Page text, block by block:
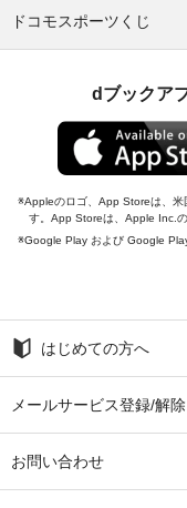
ドコモスポーツくじ
dブックア
Appleのロゴ、App Storeは、
す。App Storeは、Apple Inc.の
Google Play および Google
はじめての方へ
メールサービス登録/解除
お問い合わせ